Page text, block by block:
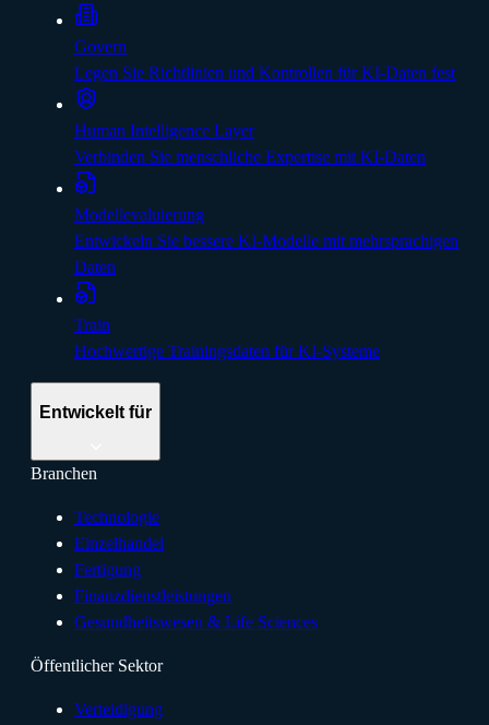
Govern
Legen Sie Richtlinien und Kontrollen für KI-Daten fest
Human Intelligence Layer
Verbinden Sie menschliche Expertise mit KI-Daten
Modellevaluierung
Entwickeln Sie bessere KI-Modelle mit mehrsprachigen
Daten
Train
Hochwertige Trainingsdaten für KI-Systeme
Entwickelt für
Branchen
Technologie
Einzelhandel
Fertigung
Finanzdienstleistungen
Gesundheitswesen & Life Sciences
Öffentlicher Sektor
Verteidigung